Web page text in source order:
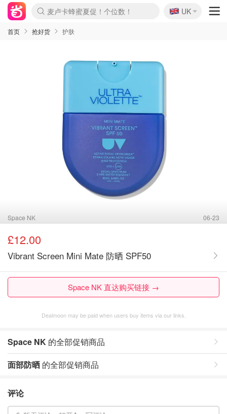
麦卢卡蜂蜜夏促！个位数！
Prada/Miu 4.8折！
啥？必胜客披萨5折！
🇬🇧
UK
首页 抢好货 护肤
Space NK 06-23
£12.00
Vibrant Screen Mini Mate 防晒 SPF50
Space NK 直达购买链接 →
Dealmoon may be paid when users buy items via our links.
Space NK 的全部促销商品
面部防晒 的全部促销商品
评论